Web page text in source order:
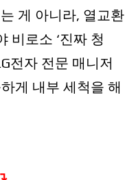
게 아니라, 열교환
비로소 ‘진짜 청
전자 전문 매니저
게 내부 세척을 해